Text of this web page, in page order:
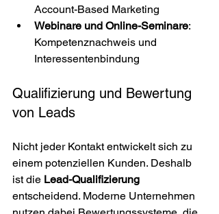
Account-Based Marketing
Webinare und Online-Seminare:
Kompetenznachweis und
Interessentenbindung
Qualifizierung und Bewertung
von Leads
Nicht jeder Kontakt entwickelt sich zu
einem potenziellen Kunden. Deshalb
ist die Lead-Qualifizierung
entscheidend. Moderne Unternehmen